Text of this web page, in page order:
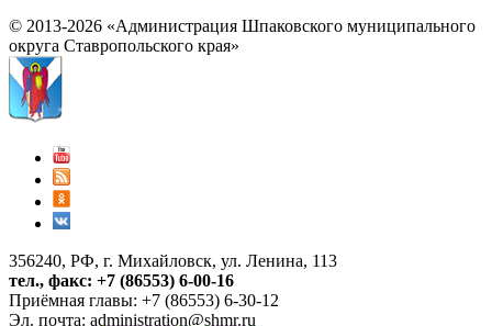
© 2013-2026 «Администрация Шпаковского муниципального
округа Ставропольского края»
356240, РФ, г. Михайловск, ул. Ленина, 113
тел., факс: +7 (86553) 6-00-16
Приёмная главы: +7 (86553) 6-30-12
Эл. почта: administration@shmr.ru